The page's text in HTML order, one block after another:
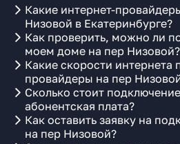
Какие интернет-
Низовой в Екатеринбурге?
Как проверить, можно ли
моем доме на пер Низовой?
Какие скорости интернета
провайдеры на пер
Сколько стоит
абонентская плата?
Как оставить заявку на
на пер Низовой?